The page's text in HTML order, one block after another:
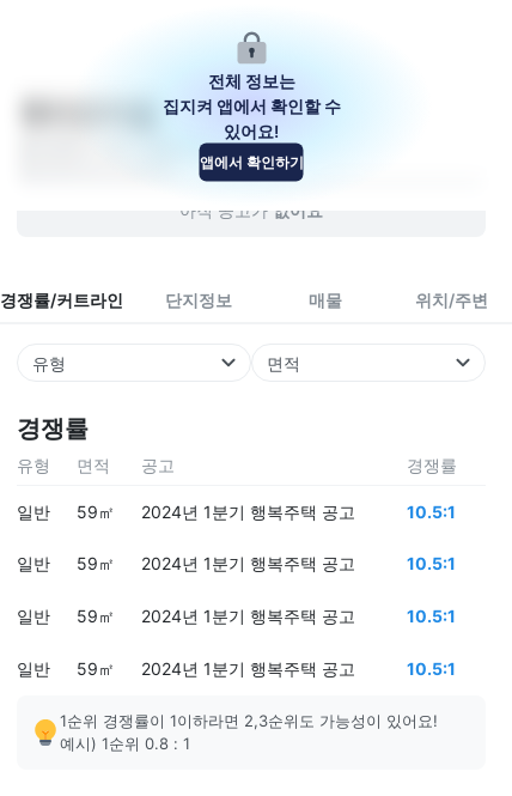
울산광역시 중구 함월10길 12
아직 공고가 없어요
경쟁률/커트라인 단지정보 매물 위치/주변
유형 면적
경쟁률
전체 정보는
집지켜 앱에서 확인할 수
있어요!
앱에서 확인하기
유형 면적 공고 경쟁률
일반 59㎡ 2024년 1분기 행복주택 공고 10.5:1
일반 59㎡ 2024년 1분기 행복주택 공고 10.5:1
일반 59㎡ 2024년 1분기 행복주택 공고 10.5:1
일반 59㎡ 2024년 1분기 행복주택 공고 10.5:1
1순위 경쟁률이 1이하라면 2,3순위도 가능성이 있어요!
예시) 1순위 0.8 : 1